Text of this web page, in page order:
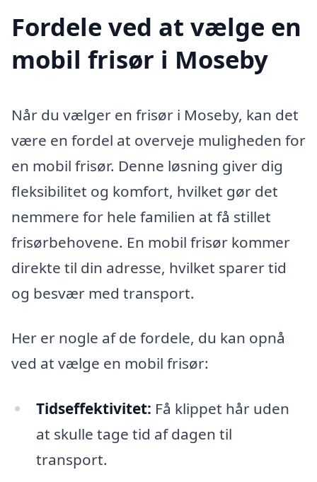
Fordele ved at vælge en
mobil frisør i Moseby
Når du vælger en frisør i Moseby, kan det
være en fordel at overveje muligheden for
en mobil frisør. Denne løsning giver dig
fleksibilitet og komfort, hvilket gør det
nemmere for hele familien at få stillet
frisørbehovene. En mobil frisør kommer
direkte til din adresse, hvilket sparer tid
og besvær med transport.
Her er nogle af de fordele, du kan opnå
ved at vælge en mobil frisør:
Tidseffektivitet: Få klippet hår uden
at skulle tage tid af dagen til
transport.